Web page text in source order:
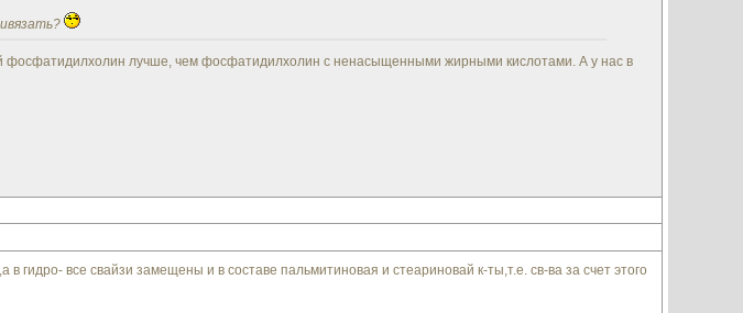
фосфатидилхолин лучше, чем фосфатидилхолин с ненасыщенными жирными кислотами. А у нас в
гидро- все свайзи замещены и в составе пальмитиновая и стеариновай к-ты,т.е. св-ва за счет этого